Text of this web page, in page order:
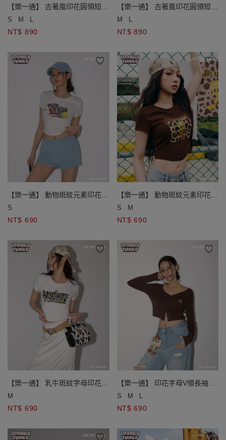
【樂一通】 古著風印花圓領短袖
水洗寬版TEE
S M L
NT$ 890
【樂一通】 古著風印花圓領短袖
水洗寬版TEE
M L
NT$ 890
【樂一通】 動物斑紋元素印花圓
領短袖短版合身TEE
S
NT$ 690
【樂一通】 動物斑紋元素印花圓
領短袖短版合身TEE
S M
NT$ 690
【樂一通】 乳牛斑紋字母印花圓
領短袖短版合身TEE
M
NT$ 690
【樂一通】 印花字母V領長袖排
扣開襟衫
S M L
NT$ 690